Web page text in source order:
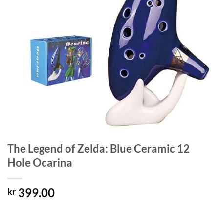
The Legend of Zelda: Blue Ceramic 12
Hole Ocarina
kr 399.00